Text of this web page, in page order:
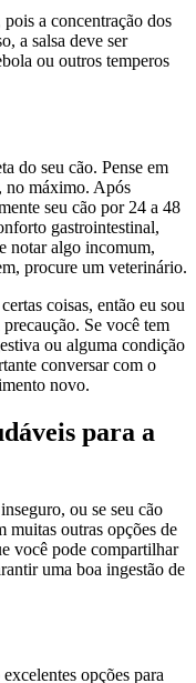
a concentração dos
a salsa deve ser
ou outros temperos
do seu cão. Pense em
no máximo. Após
seu cão por 24 a 48
gastrointestinal,
notar algo incomum,
procure um veterinário.
coisas, então eu sou
Se você tem
ou alguma condição
conversar com o
novo.
para a
ou se seu cão
muitas outras opções de
você pode compartilhar
uma boa ingestão de
opções para